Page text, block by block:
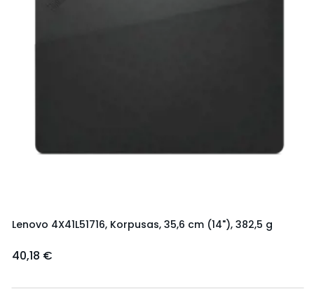
Lenovo 4X41L51716, Korpusas, 35,6 cm (14"), 382,5 g
40,18 €